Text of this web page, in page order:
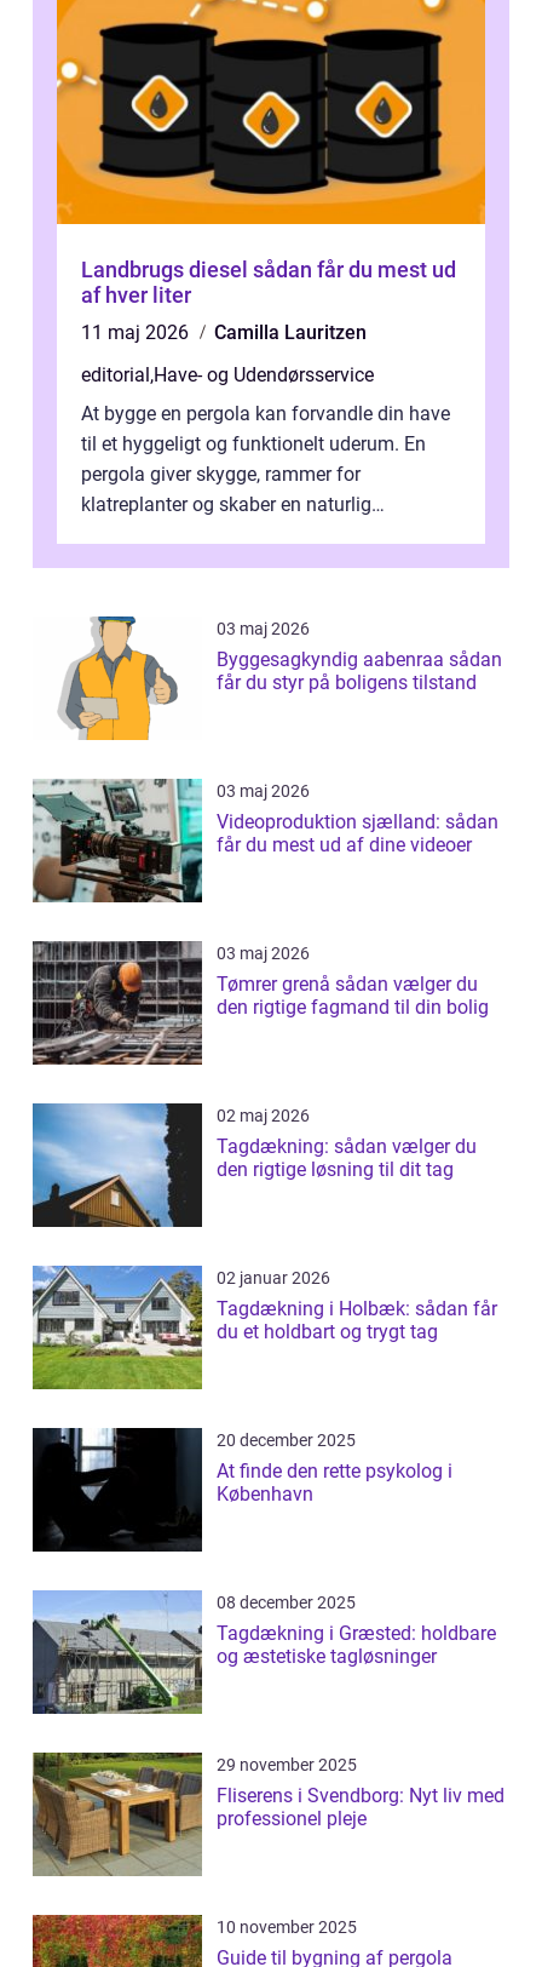
Landbrugs diesel sådan får du mest ud
af hver liter
11 maj 2026
Camilla Lauritzen
editorial,Have- og Udendørsservice
At bygge en pergola kan forvandle din have
til et hyggeligt og funktionelt uderum. En
pergola giver skygge, rammer for
klatreplanter og skaber en naturlig
d...
03 maj 2026
Byggesagkyndig aabenraa sådan
får du styr på boligens tilstand
03 maj 2026
Videoproduktion sjælland: sådan
får du mest ud af dine videoer
03 maj 2026
Tømrer grenå sådan vælger du
den rigtige fagmand til din bolig
02 maj 2026
Tagdækning: sådan vælger du
den rigtige løsning til dit tag
02 januar 2026
Tagdækning i Holbæk: sådan får
du et holdbart og trygt tag
20 december 2025
At finde den rette psykolog i
København
08 december 2025
Tagdækning i Græsted: holdbare
og æstetiske tagløsninger
29 november 2025
Fliserens i Svendborg: Nyt liv med
professionel pleje
10 november 2025
Guide til bygning af pergola